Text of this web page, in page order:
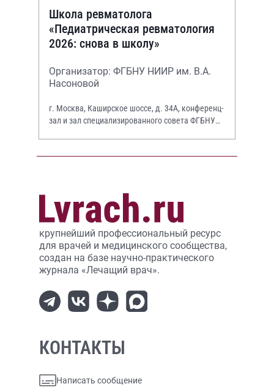
Школа ревматолога
«Педиатрическая ревматология
2026: снова в школу»
Организатор: ФГБНУ НИИР им. В.А.
Насоновой
г. Москва, Каширское шоссе, д. 34А, конференц-
зал и зал специализированного совета ФГБНУ
крупнейший профессиональный ресурс
для врачей и медицинского сообщества,
создан на базе научно-практического
журнала «Лечащий врач».
КОНТАКТЫ
Написать сообщение